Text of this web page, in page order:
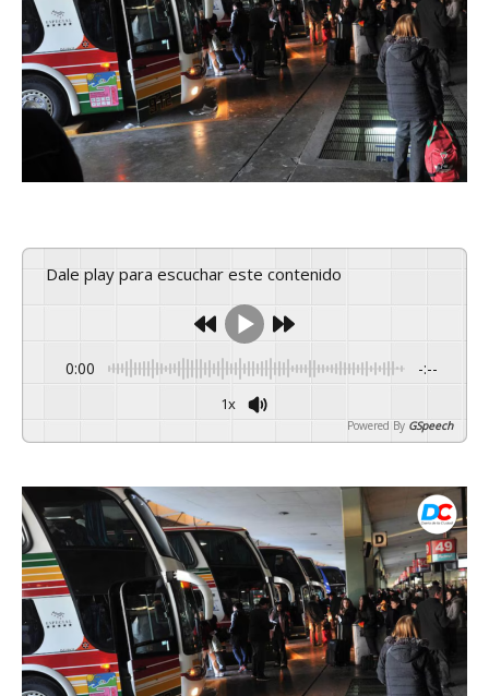
Dale play para escuchar este contenido
0:00 -:--
1x
Powered By GSpeech